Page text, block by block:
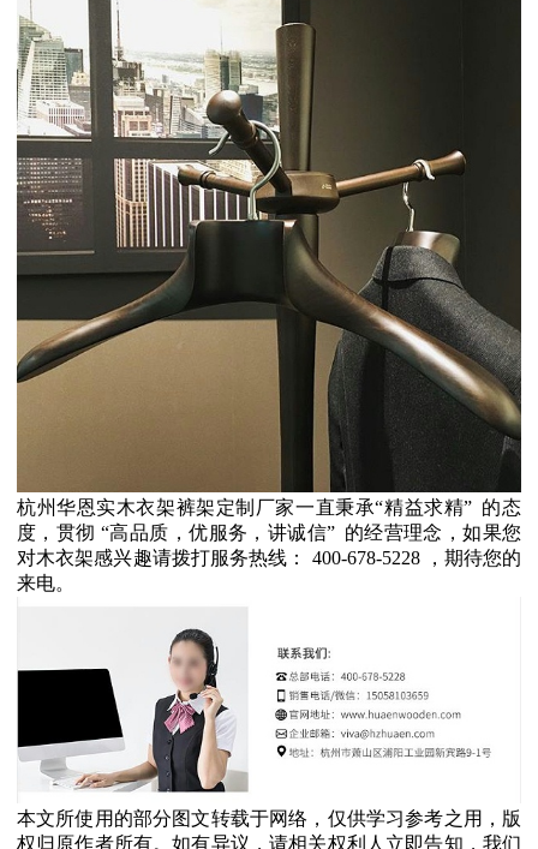
杭州华恩实木衣架裤架定制厂家一直秉承“精益求精” 的态
度，贯彻 “高品质，优服务，讲诚信” 的经营理念，如果您
对木衣架感兴趣请拨打服务热线：
400-678-5228
，期待您的
来电。
本文所使用的部分图文转载于网络，仅供学习参考之用，版
权归原作者所有。如有异议，请相关权利人立即告知，我们